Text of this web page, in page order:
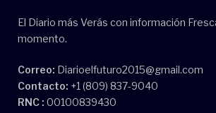
El Diario más Verás con información
momento.
Correo: Diarioelfuturo2015@gmail.com
Contacto: +1 (809) 837-9040
RNC : 00100839430